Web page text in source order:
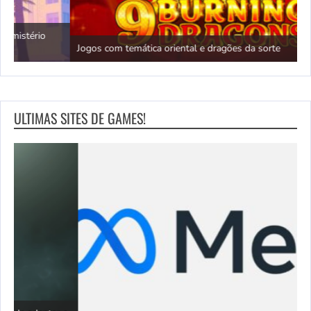
Jogos com temática oriental e dragões da sorte
ULTIMAS SITES DE GAMES!